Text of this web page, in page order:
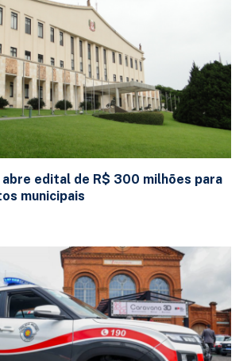
abre edital de R$ 300 milhões para
municipais